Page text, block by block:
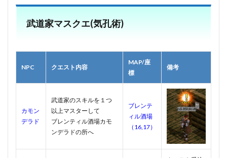
武道家マスクエ(気孔術)
NPC クエスト内容
MAP/座
標
備考
カモン
デラド
武道家のスキルを１つ
以上マスターして
ブレンティル酒場カモ
ンデラドの所へ
ブレンテ
ィル酒場
（16,17）